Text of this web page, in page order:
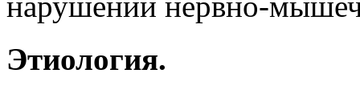
Этиология.